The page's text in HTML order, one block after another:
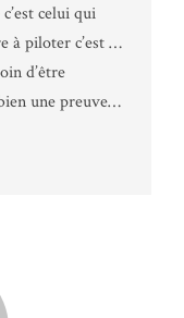
celui qui
à piloter c’est …
d’être
une preuve…